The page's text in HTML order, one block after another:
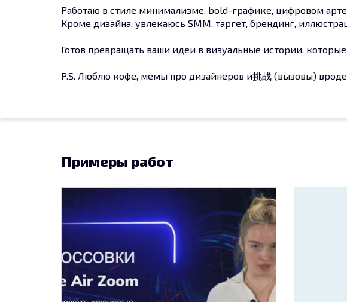
Работаю в стиле минимализме, bold-графике, цифровом
Кроме дизайна, увлекаюсь SMM, таргет, брендинг,
Готов превращать ваши идеи в визуальные истории,
P.S. Люблю кофе, мемы про дизайнеров и挑战 (вызовы) вроде
Примеры работ